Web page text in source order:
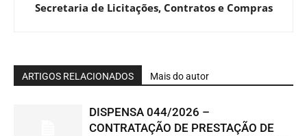
Secretaria de Licitações, Contratos e Compras
ARTIGOS RELACIONADOS Mais do autor
DISPENSA 044/2026 –
CONTRATAÇÃO DE PRESTAÇÃO DE